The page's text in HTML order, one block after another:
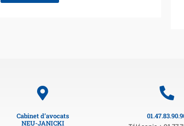
Cabinet d’avocats
NEU-JANICKI